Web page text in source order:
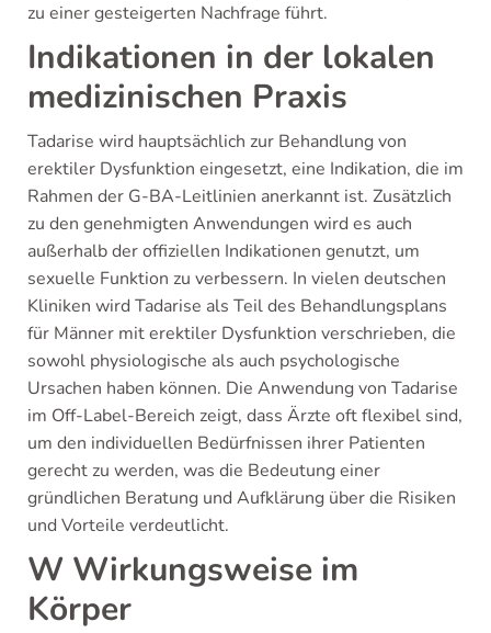
zu einer gesteigerten Nachfrage führt.
Indikationen in der lokalen
medizinischen Praxis
Tadarise wird hauptsächlich zur Behandlung von
erektiler Dysfunktion eingesetzt, eine Indikation, die im
Rahmen der G-BA-Leitlinien anerkannt ist. Zusätzlich
zu den genehmigten Anwendungen wird es auch
außerhalb der offiziellen Indikationen genutzt, um
sexuelle Funktion zu verbessern. In vielen deutschen
Kliniken wird Tadarise als Teil des Behandlungsplans
für Männer mit erektiler Dysfunktion verschrieben, die
sowohl physiologische als auch psychologische
Ursachen haben können. Die Anwendung von Tadarise
im Off-Label-Bereich zeigt, dass Ärzte oft flexibel sind,
um den individuellen Bedürfnissen ihrer Patienten
gerecht zu werden, was die Bedeutung einer
gründlichen Beratung und Aufklärung über die Risiken
und Vorteile verdeutlicht.
W Wirkungsweise im
Körper